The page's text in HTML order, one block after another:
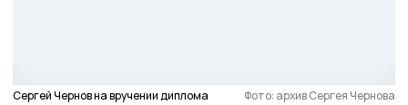
Сергей Чернов на вручении диплома Фото: архив Сергея Чернова